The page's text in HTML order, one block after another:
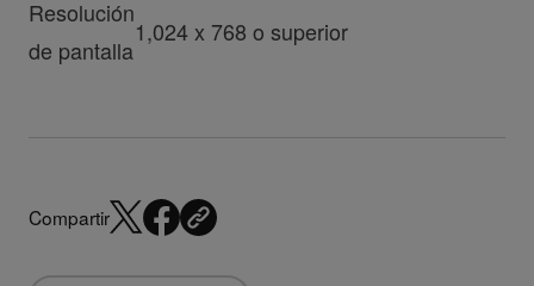
Resolución
de pantalla
1,024 x 768 o superior
Compartir